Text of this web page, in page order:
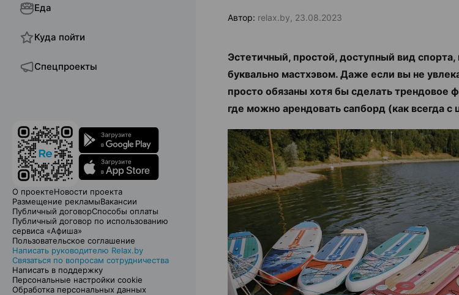
Еда
Куда пойти
Спецпроекты
О проектеНовости проекта
Размещение рекламыВакансии
Публичный договорСпособы оплаты
Публичный договор по использованию
сервиса «Афиша»
Пользовательское соглашение
Написать руководителю Relax.by
Связаться по вопросам сотрудничества
Написать в поддержку
Персональные настройки cookie
Обработка персональных данных
Автор: relax.by, 23.08.2023
Эстетичный, простой, доступный вид
буквально мастхэвом. Даже если вы не
просто обязаны хотя бы сделать трендовое
где можно арендовать сапборд (как всегда с